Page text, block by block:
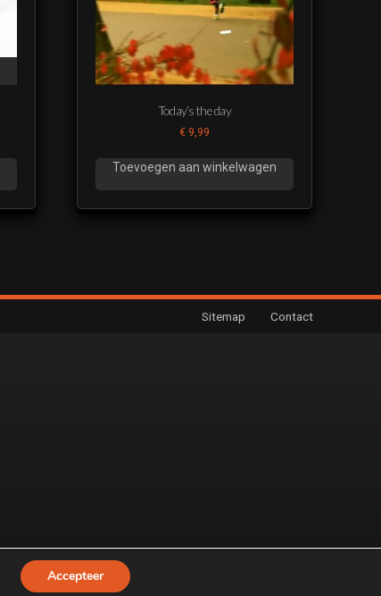
Today’s the day
€9,99
Toevoegen aan winkelwagen
Sitemap Contact
Accepteer